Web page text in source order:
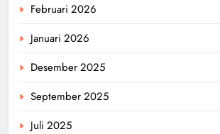
Februari 2026
Januari 2026
Desember 2025
September 2025
Juli 2025